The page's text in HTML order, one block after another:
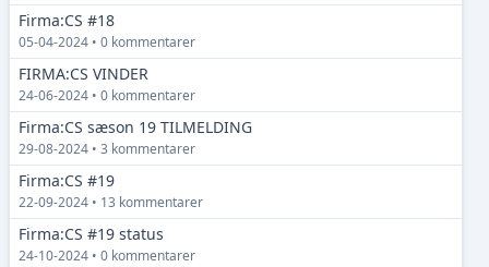
Firma:CS #18
05-04-2024 • 0 kommentarer
FIRMA:CS VINDER
24-06-2024 • 0 kommentarer
Firma:CS sæson 19 TILMELDING
29-08-2024 • 3 kommentarer
Firma:CS #19
22-09-2024 • 13 kommentarer
Firma:CS #19 status
24-10-2024 • 0 kommentarer